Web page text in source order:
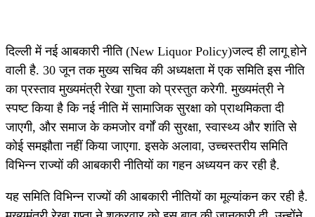
दिल्ली में नई आबकारी नीति (New Liquor Policy)जल्द ही लागू होने
वाली है. 30 जून तक मुख्य सचिव की अध्यक्षता में एक समिति इस नीति
का प्रस्ताव मुख्यमंत्री रेखा गुप्ता को प्रस्तुत करेगी. मुख्यमंत्री ने
स्पष्ट किया है कि नई नीति में सामाजिक सुरक्षा को प्राथमिकता दी
जाएगी, और समाज के कमजोर वर्गों की सुरक्षा, स्वास्थ्य और शांति से
कोई समझौता नहीं किया जाएगा. इसके अलावा, उच्चस्तरीय समिति
विभिन्न राज्यों की आबकारी नीतियों का गहन अध्ययन कर रही है.
यह समिति विभिन्न राज्यों की आबकारी नीतियों का मूल्यांकन कर रही है.